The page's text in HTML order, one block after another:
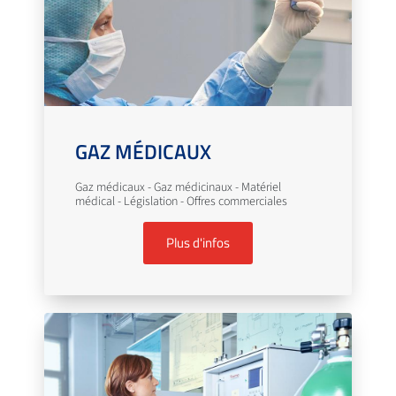
GAZ MÉDICAUX
Gaz médicaux - Gaz médicinaux - Matériel
médical - Législation - Offres commerciales
Plus d'infos